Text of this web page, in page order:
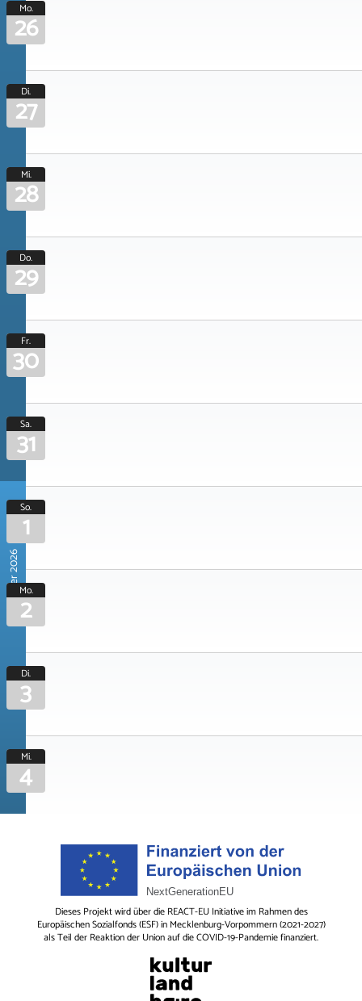
Mo.
26
Di.
27
Mi.
28
Do.
29
Fr.
30
Sa.
31
November 2026
So.
1
Mo.
2
Di.
3
Mi.
4
Dieses Projekt wird über die REACT-EU Initiative im Rahmen des
Europäischen Sozialfonds (ESF) in Mecklenburg-Vorpommern (2021-2027)
als Teil der Reaktion der Union auf die COVID-19-Pandemie finanziert.